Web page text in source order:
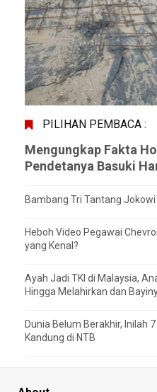
PILIHAN PEMBACA :
Mengungkap Fakta
Pendetanya Basuki
Bambang Tri Tantang
Heboh Video Pegawai
yang Kenal?
Ayah Jadi TKI di Malaysia,
Hingga Melahirkan dan
Dunia Belum Berakhir, Inilah
Kandung di NTB